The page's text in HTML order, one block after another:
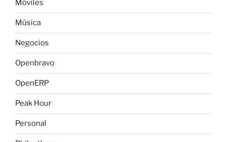
Móviles
Música
Negocios
Openbravo
OpenERP
Peak Hour
Personal